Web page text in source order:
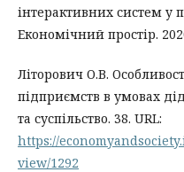
інтерактивних систем у
Економічний простір.
Літорович О.В.
підприємств в умовах
та суспільство. 38. URL:
https://
view/1292